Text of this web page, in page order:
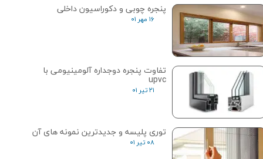
پنجره چوبی و دکوراسیون داخلی
۱۶ مهر ۰۱
تفاوت پنجره دوجداره آلومینیومی با
upvc
۲۱ تیر ۰۱
توری پلیسه و جدیدترین نمونه های آن
۰۸ تیر ۰۱